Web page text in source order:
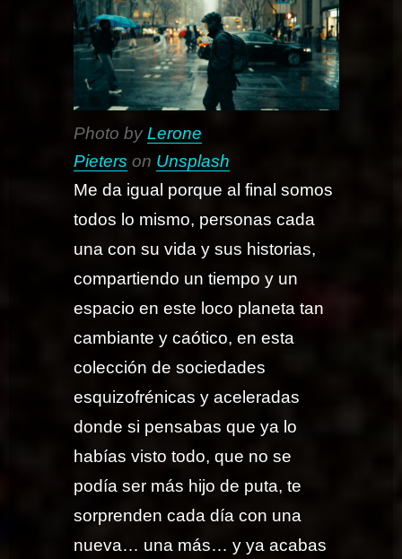
Photo byLerone
Pieters on Unsplash
Me da igual porque al final somos
todos lo mismo, personas cada
una con su vida y sus historias,
compartiendo un tiempo y un
espacio en este loco planeta tan
cambiante y caótico, en esta
colección de sociedades
esquizofrénicas y aceleradas
donde si pensabas que ya lo
habías visto todo, que no se
podía ser más hijo de puta, te
sorprenden cada día con una
nueva… una más… y ya acabas